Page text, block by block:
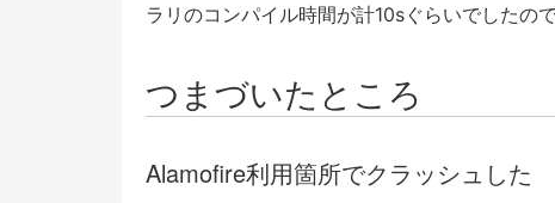
ラリのコンパイル時間が計10sぐらいでしたの
つまづいたところ
Alamofire利用箇所でクラッシュした